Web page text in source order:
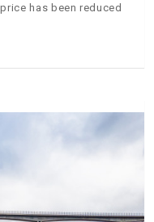
has been reduced